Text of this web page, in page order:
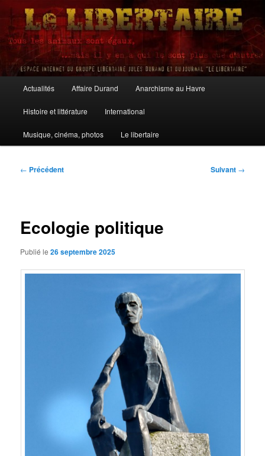
Aller
contenu
principalLe Libertaire
principal
Actualités Affaire Durand Anarchisme au Havre
Histoire et littérature International
Musique, cinéma, photos Le libertaire
Navigation
← Précédent Suivant →
Ecologie politique
Publié le26 septembre 2025